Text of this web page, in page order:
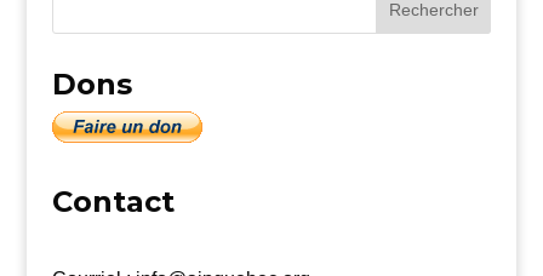
Dons
Contact